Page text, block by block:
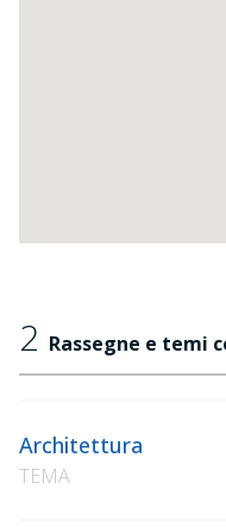
2 Rassegne e temi
Architettura
TEMA